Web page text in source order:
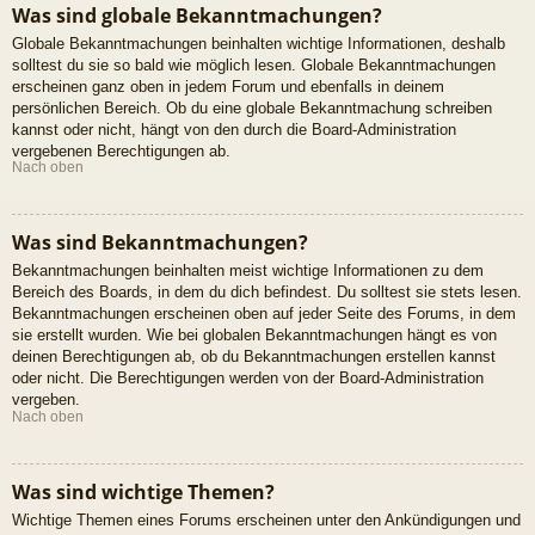
Was sind globale Bekanntmachungen?
Globale Bekanntmachungen beinhalten wichtige Informationen, deshalb
solltest du sie so bald wie möglich lesen. Globale Bekanntmachungen
erscheinen ganz oben in jedem Forum und ebenfalls in deinem
persönlichen Bereich. Ob du eine globale Bekanntmachung schreiben
kannst oder nicht, hängt von den durch die Board-Administration
vergebenen Berechtigungen ab.
Nach oben
Was sind Bekanntmachungen?
Bekanntmachungen beinhalten meist wichtige Informationen zu dem
Bereich des Boards, in dem du dich befindest. Du solltest sie stets lesen.
Bekanntmachungen erscheinen oben auf jeder Seite des Forums, in dem
sie erstellt wurden. Wie bei globalen Bekanntmachungen hängt es von
deinen Berechtigungen ab, ob du Bekanntmachungen erstellen kannst
oder nicht. Die Berechtigungen werden von der Board-Administration
vergeben.
Nach oben
Was sind wichtige Themen?
Wichtige Themen eines Forums erscheinen unter den Ankündigungen und